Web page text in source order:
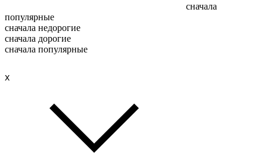
сначала
популярные
сначала недорогие
сначала дорогие
сначала популярные
x